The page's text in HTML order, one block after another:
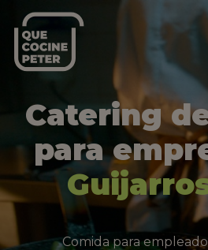
Catering
para
Comida para